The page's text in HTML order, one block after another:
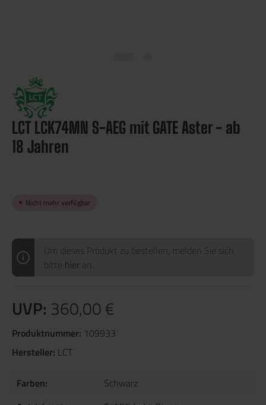
LCT LCK74MN S-AEG mit GATE Aster - ab
18 Jahren
Nicht mehr verfügbar
Um dieses Produkt zu bestellen, melden Sie sich
bitte hier an.
UVP: 360,00 €
Produktnummer: 109933
Hersteller: LCT
Farben:
Schwarz